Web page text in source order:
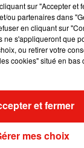
et Didi B dévoilent
de l’année
et Amélie Lens
sur "Accepter et
ou partenaires dans
en cliquant sur
ne s'appliqueront que
ou retirer votre
cookies" situé en bas
mes choix
et fermer